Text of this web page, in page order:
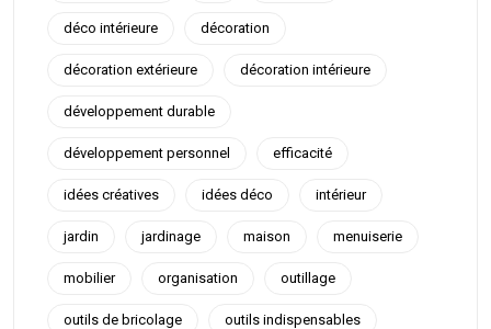
déco intérieure décoration
décoration extérieure décoration intérieure
développement durable
développement personnel efficacité
idées créatives idées déco intérieur
jardin jardinage maison menuiserie
mobilier organisation outillage
outils de bricolage outils indispensables